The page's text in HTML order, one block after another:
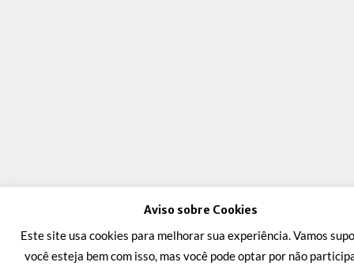
Aviso sobre Cookies
Este site usa cookies para melhorar sua experiência. Vamos
você esteja bem com isso, mas você pode optar por não